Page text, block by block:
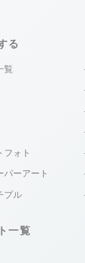
る
覧
フォト
パーアート
プル
一覧